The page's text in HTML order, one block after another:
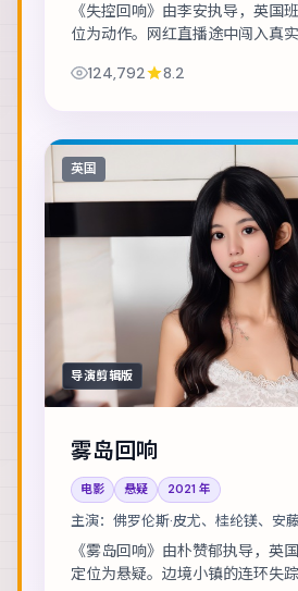
《失控回响》由李安执导，英国
位为动作。网红直播途中闯入真
昊 等，表演层次丰富。节奏层层
124,792 8.2
英国
导演剪辑版
雾岛回响
电影 悬疑 2021 年
主演： 佛罗伦斯·皮尤、桂纶镁、安
等
《雾岛回响》由朴赞郁执导，英
定位为悬疑。边境小镇的连环失